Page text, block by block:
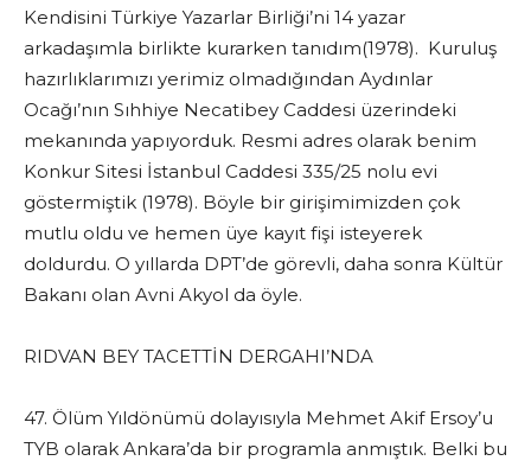
Kendisini Türkiye Yazarlar Birliği’ni 14 yazar
arkadaşımla birlikte kurarken tanıdım(1978). Kuruluş
hazırlıklarımızı yerimiz olmadığından Aydınlar
Ocağı’nın Sıhhiye Necatibey Caddesi üzerindeki
mekanında yapıyorduk. Resmi adres olarak benim
Konkur Sitesi İstanbul Caddesi 335/25 nolu evi
göstermiştik (1978). Böyle bir girişimimizden çok
mutlu oldu ve hemen üye kayıt fişi isteyerek
doldurdu. O yıllarda DPT’de görevli, daha sonra Kültür
Bakanı olan Avni Akyol da öyle.
RIDVAN BEY TACETTİN DERGAHI’NDA
47. Ölüm Yıldönümü dolayısıyla Mehmet Akif Ersoy’u
TYB olarak Ankara’da bir programla anmıştık. Belki bu